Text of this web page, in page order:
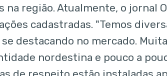
na região. Atualmente, o jornal
cadastradas. "Temos
destacando no mercado.
nordestina e pouco a